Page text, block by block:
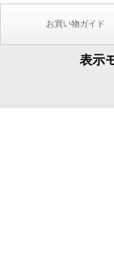
お買い物ガイド
表示